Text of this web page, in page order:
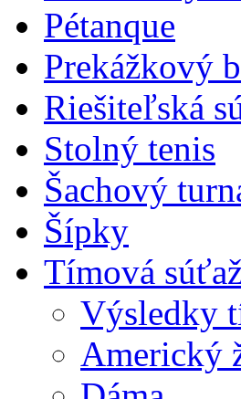
Pétanque
Prekážkový
Riešiteľská
Stolný tenis
Šachový
Šípky
Tímová
Výsledky
Americký